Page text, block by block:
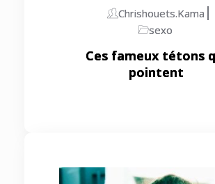
Chrishouets.kama
sexo
Ces fameux tétons
pointent